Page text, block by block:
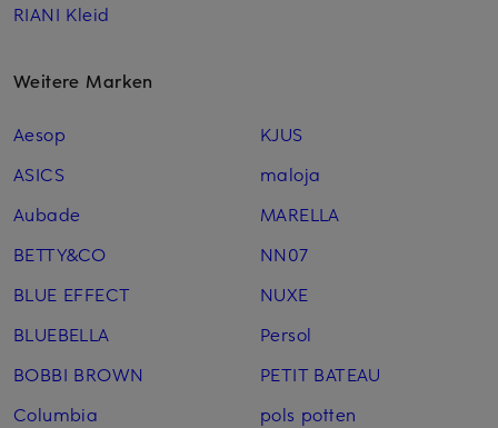
RIANI Kleid
Weitere Marken
Aesop
ASICS
Aubade
BETTY&CO
BLUE EFFECT
BLUEBELLA
BOBBI BROWN
Columbia
KJUS
maloja
MARELLA
NN07
NUXE
Persol
PETIT BATEAU
pols potten